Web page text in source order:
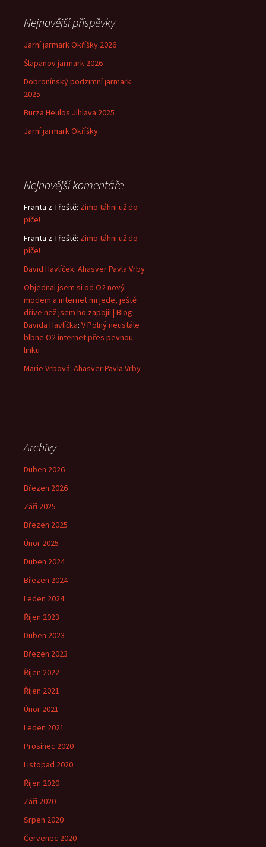
Nejnovější příspěvky
Jarní jarmark Okříšky 2026
Šlapanov jarmark 2026
Dobronínský podzimní jarmark
2025
Burza Heulos Jihlava 2025
Jarní jarmark Okříšky
Nejnovější komentáře
Franta z Třeště: Zimo táhni už do
píče!
Franta z Třeště: Zimo táhni už do
píče!
David Havlíček: Ahasver Pavla Vrby
Objednal jsem si od O2 nový
modem a internet mi jede, ještě
dříve než jsem ho zapojil | Blog
Davida Havlíčka: V Polný neustále
blbne O2 internet přes pevnou
linku
Marie Vrbová: Ahasver Pavla Vrby
Archivy
Duben 2026
Březen 2026
Září 2025
Březen 2025
Únor 2025
Duben 2024
Březen 2024
Leden 2024
Říjen 2023
Duben 2023
Březen 2023
Říjen 2022
Říjen 2021
Únor 2021
Leden 2021
Prosinec 2020
Listopad 2020
Říjen 2020
Září 2020
Srpen 2020
Červenec 2020